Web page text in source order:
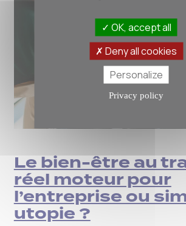
Le bien-être au
réel moteur pour
l’entreprise ou
utopie ?
OK, accept all
Deny all cookies
Personalize
Privacy policy